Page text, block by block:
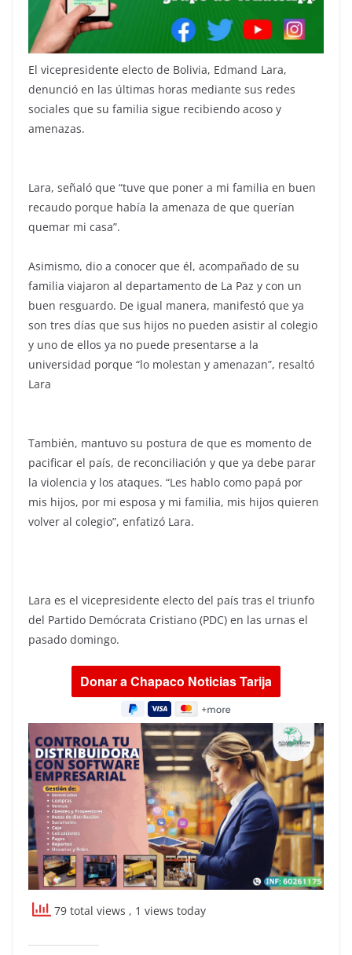
El vicepresidente electo de Bolivia, Edmand Lara,
denunció en las últimas horas mediante sus redes
sociales que su familia sigue recibiendo acoso y
amenazas.
Lara, señaló que “tuve que poner a mi familia en buen
recaudo porque había la amenaza de que querían
quemar mi casa”.
Asimismo, dio a conocer que él, acompañado de su
familia viajaron al departamento de La Paz y con un
buen resguardo. De igual manera, manifestó que ya
son tres días que sus hijos no pueden asistir al colegio
y uno de ellos ya no puede presentarse a la
universidad porque “lo molestan y amenazan”, resaltó
Lara
También, mantuvo su postura de que es momento de
pacificar el país, de reconciliación y que ya debe parar
la violencia y los ataques. “Les hablo como papá por
mis hijos, por mi esposa y mi familia, mis hijos quieren
volver al colegio”, enfatizó Lara.
Lara es el vicepresidente electo del país tras el triunfo
del Partido Demócrata Cristiano (PDC) en las urnas el
pasado domingo.
79 total views , 1 views today